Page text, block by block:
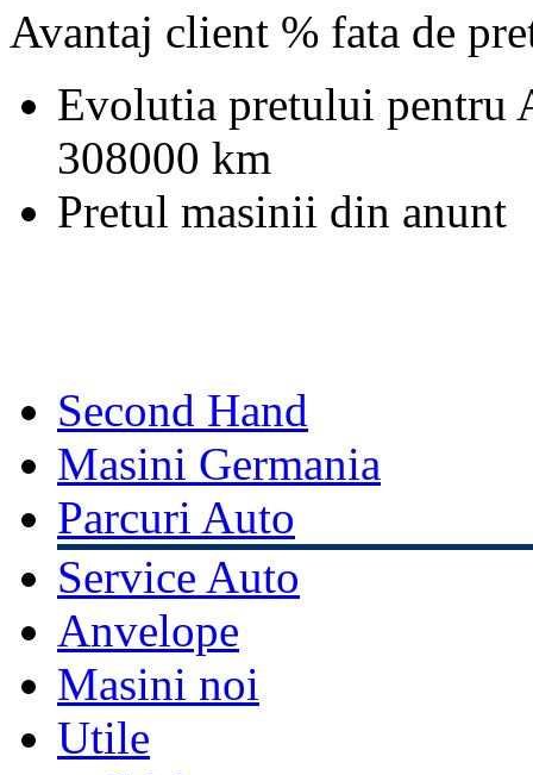
Avantaj client % fata de
Evolutia pretului pentru
308000 km
Pretul masinii din anunt
Second Hand
Masini Germania
Parcuri Auto
Service Auto
Anvelope
Masini noi
Utile